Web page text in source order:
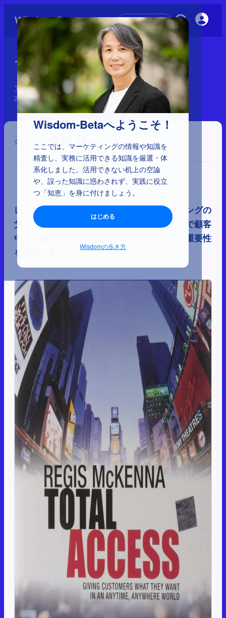
Wisdom-Betaへようこそ！
ここでは、マーケティングの情報や知識を
精査し、実務に活用できる知識を厳選・体
系化しました。活用できない机上の空論
や、誤った知識に惑わされず、実践に役立
つ「知恵」を身に付けましょう。
はじめる
Wisdomの歩き方
初めての方へ
1-4-16：レジス・マッケンナ
マーケティングに影響を与えた41人と理論
2025年2月14日
シェア
レジス・マッケンナは「ハイテクマーケティングの
父」とされ、彼の著書『トータルアクセス』で顧客
中心主義やリアルタイム・マーケティングの重要性
を提唱しました。